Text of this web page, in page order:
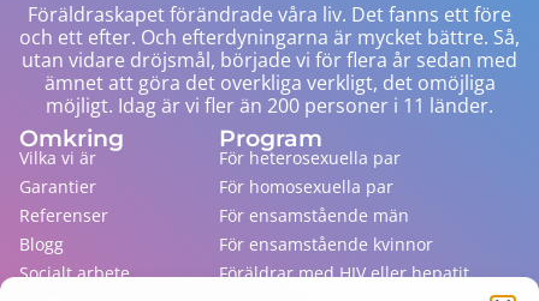
Föräldraskapet förändrade våra liv. Det fanns ett före
och ett efter. Och efterdyningarna är mycket bättre. Så,
utan vidare dröjsmål, började vi för flera år sedan med
ämnet att göra det overkliga verkligt, det omöjliga
möjligt. Idag är vi fler än 200 personer i 11 länder.
Omkring
Vilka vi är
Garantier
Referenser
Blogg
Socialt arbete
Program
För heterosexuella par
För homosexuella par
För ensamstående män
För ensamstående kvinnor
Föräldrar med HIV eller hepatit